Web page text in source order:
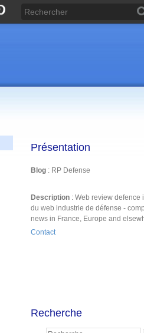
Présentation
Blog : RP Defense
Description : Web review defence
du web industrie de défense -
news in France, Europe and
Contact
Recherche